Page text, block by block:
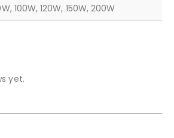
100W, 120W, 150W, 200W
yet.